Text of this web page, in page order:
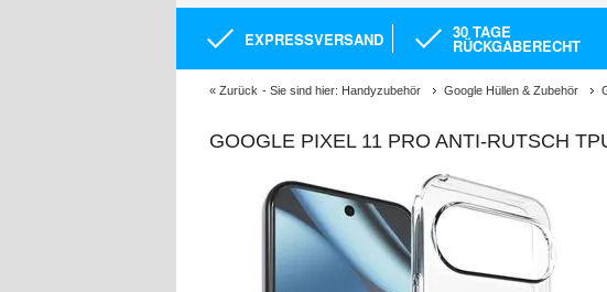
EXPRESSVERSAND 30 TAGE
RÜCKGABERECHT
« Zurück - Sie sind hier: Handyzubehör Google Hüllen & Zubehör
GOOGLE PIXEL 11 PRO ANTI-RUTSCH